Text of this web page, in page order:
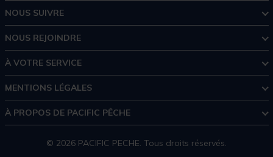
NOUS SUIVRE
NOUS REJOINDRE
À VOTRE SERVICE
MENTIONS LÉGALES
À PROPOS DE PACIFIC PÊCHE
© 2026 PACIFIC PECHE. Tous droits réservés.